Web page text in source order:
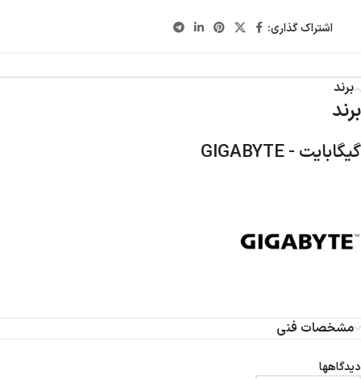
اشتراک گذاری:
برند
برند
گیگابایت - GIGABYTE
مشخصات فنی
دیدگاهها